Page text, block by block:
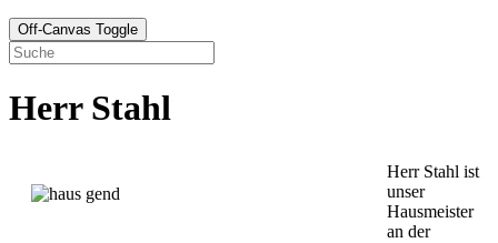
Off-Canvas Toggle
Herr Stahl
Herr Stahl ist
unser
Hausmeister
an der